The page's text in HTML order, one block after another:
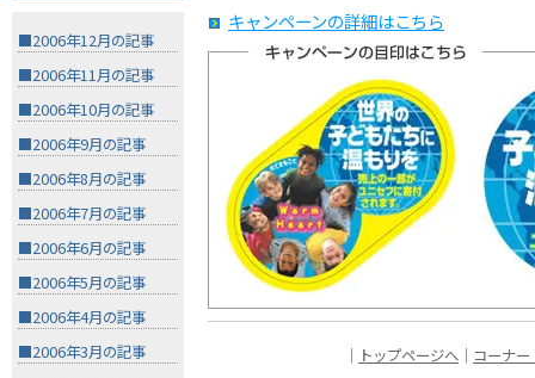
■2006年12月の記事
■2006年11月の記事
■2006年10月の記事
■2006年9月の記事
■2006年8月の記事
■2006年7月の記事
■2006年6月の記事
■2006年5月の記事
■2006年4月の記事
■2006年3月の記事
キャンペーンの詳細はこちら
｜ トップページへ ｜ コーナ